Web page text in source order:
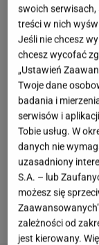
trudny, a już
pożądaną
dodawały
chłonęły
był niewielki,
większość
nieprzyjemny,
delikatnie
faworków
chrupiące i
posmaku?
swoich serwisach,
treści w nich
Jeśli nie chcesz
chcesz wycofać
„Ustawień
Twoje dane
badania i
serwisów i
Tobie usług. W
danych nie
uzasadniony
S.A. – lub
możesz się
zależności od
jest kierowany.